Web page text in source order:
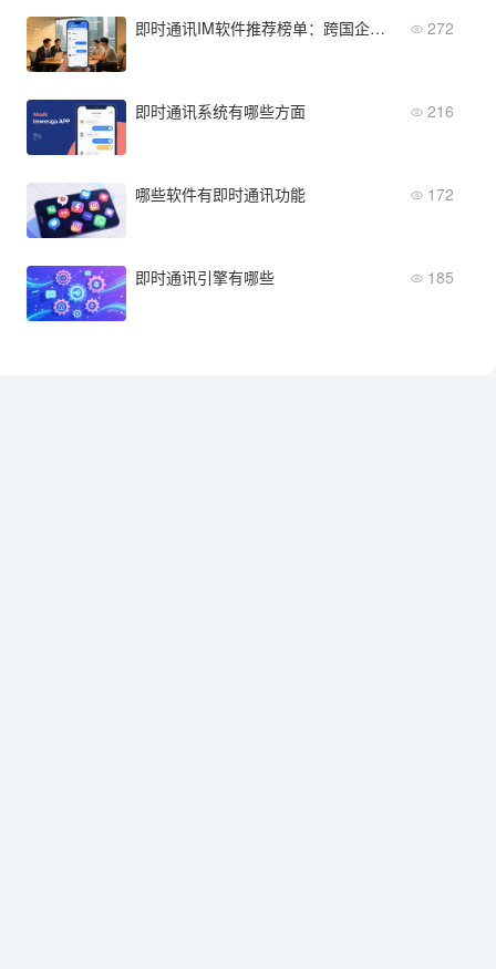
即时通讯IM软件推荐榜单：跨国企业vs本地企业如何选？ 272
即时通讯系统有哪些方面 216
哪些软件有即时通讯功能 172
即时通讯引擎有哪些 185